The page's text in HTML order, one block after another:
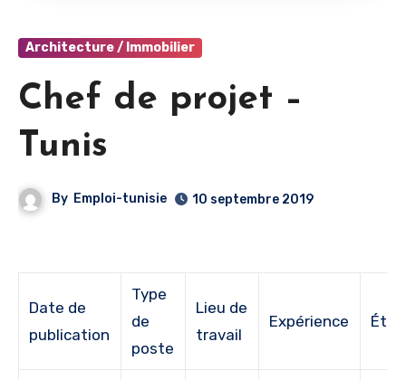
Architecture / Immobilier
Chef de projet –
Tunis
By Emploi-tunisie 10 septembre 2019
Date de
publication
Type
de
poste
Lieu de
travail
Expérience